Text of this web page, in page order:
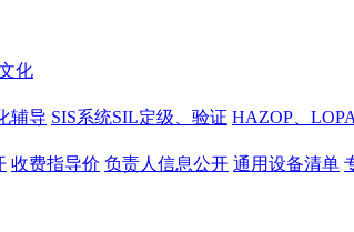
化
辅导 SIS系统SIL定级、验证 HAZOP、
收费指导价 负责人信息公开 通用设备清单